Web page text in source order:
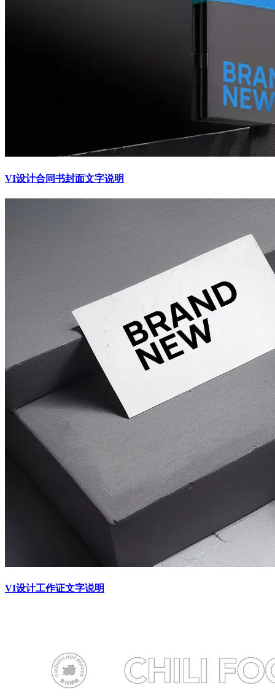
VI设计合同书封面文字说明
VI设计工作证文字说明